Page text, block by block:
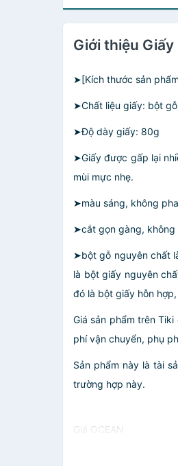
Giới thiệu
➤[Kích thước sản
➤Chất liệu giấy: bột
➤Độ dày giấy: 80g
➤Giấy được gấp lại
mùi mực nhẹ.
➤màu sáng, không
➤cắt gọn gàng, không
➤bột gỗ nguyên chất
là bột giấy nguyên
đó là bột giấy hỗn
Giá sản phẩm trên
phí vận chuyển, phụ
Sản phẩm này là tài
trường hợp này.
Giá OCEAN